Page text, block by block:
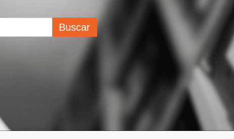
Buscar